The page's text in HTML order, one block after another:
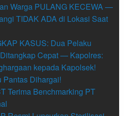
Warga PULANG KECEWA —
TIDAK ADA di Lokasi Saat
KASUS: Dua Pelaku
Cepat — Kapolres:
kepada Kapolsek!
Pantas Dihargai!
Terima Benchmarking PT